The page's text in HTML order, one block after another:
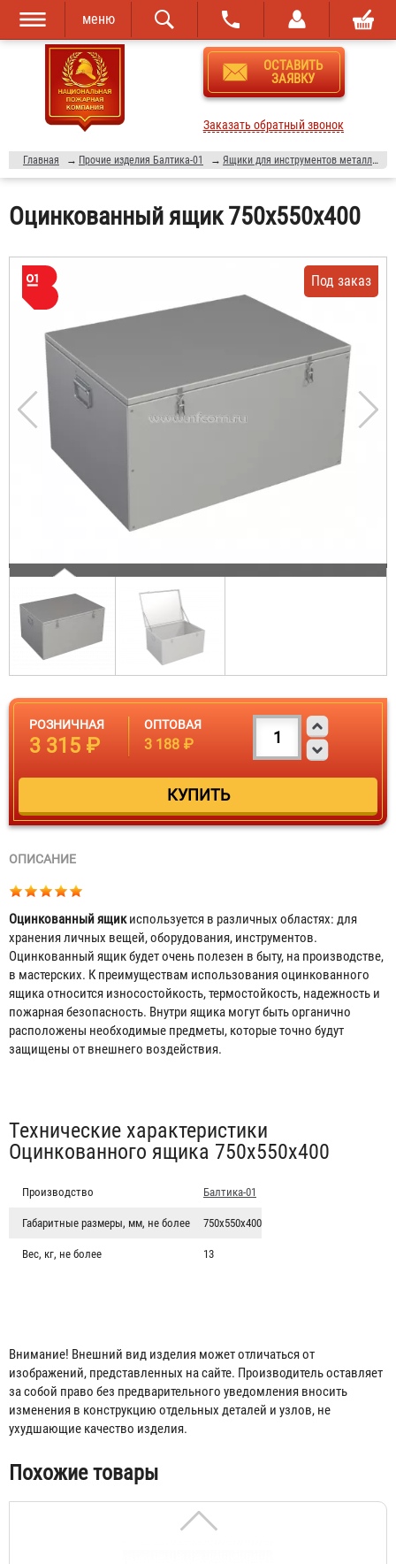
Перейти к
основному
содержанию
Skip to
navigation
меню
ОСТАВИТЬ
ЗАЯВКУ
Заказать обратный звонок
Главная → Прочие изделия Балтика-01 → Ящики для инструментов металлические оцинкованные
Оцинкованный ящик 750х550х400
Под заказ
РОЗНИЧНАЯ
3 315 ₽
ОПТОВАЯ
3 188 ₽
ОПИСАНИЕ
Оцинкованный ящикиспользуется в различных областях: для
хранения личных вещей, оборудования, инструментов.
Оцинкованный ящик будет очень полезен в быту, на производстве,
в мастерских. К преимуществам использования оцинкованного
ящика относится износостойкость, термостойкость, надежность и
пожарная безопасность. Внутри ящика могут быть органично
расположены необходимые предметы, которые точно будут
защищены от внешнего воздействия.
Табы
Технические характеристики
Оцинкованного ящика 750х550х400
Производство Балтика-01
Габаритные размеры, мм, не более 750х550х400
Вес, кг, не более 13
Внимание! Внешний вид изделия может отличаться от
изображений, представленных на сайте. Производитель оставляет
за собой право без предварительного уведомления вносить
изменения в конструкцию отдельных деталей и узлов, не
ухудшающие качество изделия.
Похожие товары
Оцинкованный ящик 380х300х120
1 794 ₽